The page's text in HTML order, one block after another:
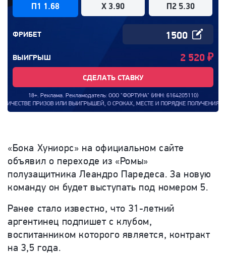
П1 1.68 X 3.90 П2 5.30
ФРИБЕТ
ВЫИГРЫШ 2 520 ₽
СДЕЛАТЬ СТАВКУ
18+. Реклама. Рекламодатель: ООО "ФОРТУНА" (ИНН: 6164205110)
ИЛИ ВЫИГРЫШЕЙ, О СРОКАХ, МЕСТЕ И ПОРЯДКЕ ПОЛУЧЕНИЯ
«Бока Хуниорс» на официальном сайте
объявил о переходе из «Ромы»
полузащитника Леандро Паредеса. За новую
команду он будет выступать под номером 5.
Ранее стало известно, что 31-летний
аргентинец подпишет с клубом,
воспитанником которого является, контракт
на 3,5 года.